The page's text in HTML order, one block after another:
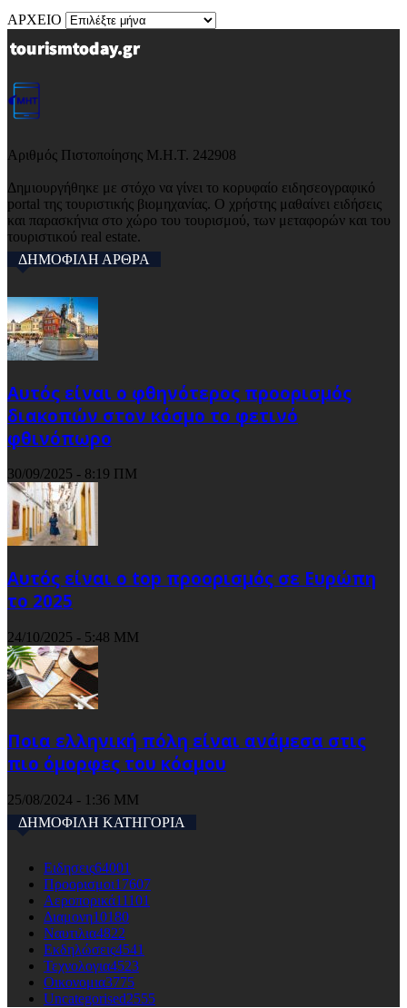
ΑΡΧΕΙΟ
Αριθμός Πιστοποίησης Μ.Η.Τ. 242908
Δημιουργήθηκε με στόχο να γίνει το κορυφαίο ειδησεογραφικό
portal της τουριστικής βιομηχανίας. Ο χρήστης μαθαίνει ειδήσεις
και παρασκήνια στο χώρο του τουρισμού, των μεταφορών και του
τουριστικού real estate.
ΔΗΜΟΦΙΛΗ ΑΡΘΡΑ
Αυτός είναι ο φθηνότερος προορισμός
διακοπών στον κόσμο το φετινό
φθινόπωρο
30/09/2025 - 8:19 ΠΜ
Αυτός είναι ο top προορισμός σε Ευρώπη
το 2025
24/10/2025 - 5:48 ΜΜ
Ποια ελληνική πόλη είναι ανάμεσα στις
πιο όμορφες του κόσμου
25/08/2024 - 1:36 ΜΜ
ΔΗΜΟΦΙΛΗ ΚΑΤΗΓΟΡΙΑ
Ειδησεις64001
Προορισμοι17607
Αεροπορικά11101
Διαμονη10180
Ναυτιλια4822
Εκδηλώσεις4541
Τεχνολογια4523
Οικονομια3775
Uncategorised2555